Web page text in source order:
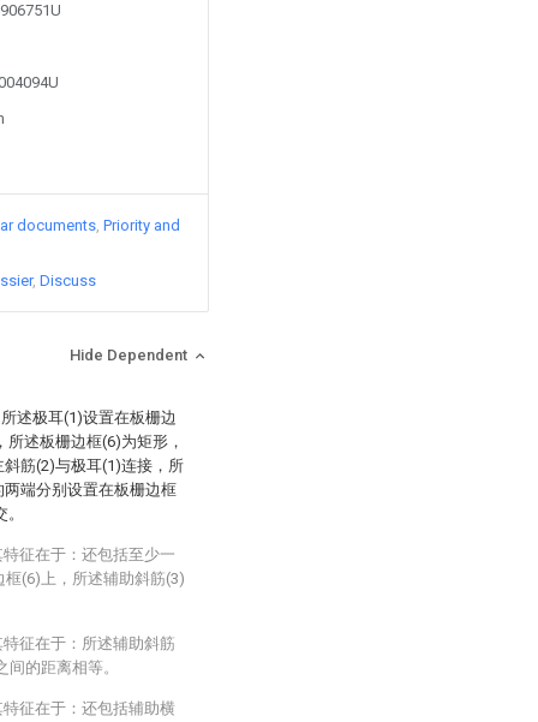
documents Priority and
Discuss
Hide Dependent
述极耳(1)设置在板栅边
述板栅边框(6)为矩形，
筋(2)与极耳(1)连接，所
端分别设置在板栅边框
征在于：还包括至少一
(6)上，所述辅助斜筋(3)
征在于：所述辅助斜筋
的距离相等。
征在于：还包括辅助横